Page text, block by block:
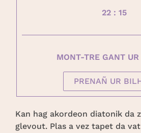
Kan hag akordeon diatonik da
glevout. Plas a vez tapet da
22 : 15
MONT-TRE GANT
PRENAÑ UR